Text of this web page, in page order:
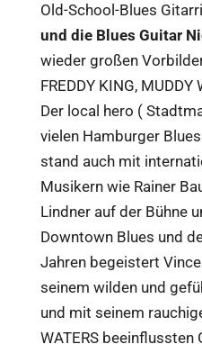
Old-School-Blues
und die Blues Guitar
wieder großen
FREDDY KING, MUDDY
Der local hero (
vielen Hamburger
stand auch mit
Musikern wie Rainer
Lindner auf der Bühne
Downtown Blues und
Jahren begeistert
seinem wilden und
und mit seinem
WATERS beeinflussten